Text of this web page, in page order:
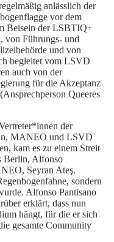
anlässlich der
vor dem
Beisein der LSBTIQ+
von Führungs- und
und von
begleitet vom LSVD
auch von der
für die Akzeptanz
Queeres
der
MANEO und LSVD
kam es zu einem Streit
Berlin, Alfonso
Seyran Ateş.
sondern
Alfonso Pantisano
erklärt, dass nun
hängt, für die er sich
gesamte Community